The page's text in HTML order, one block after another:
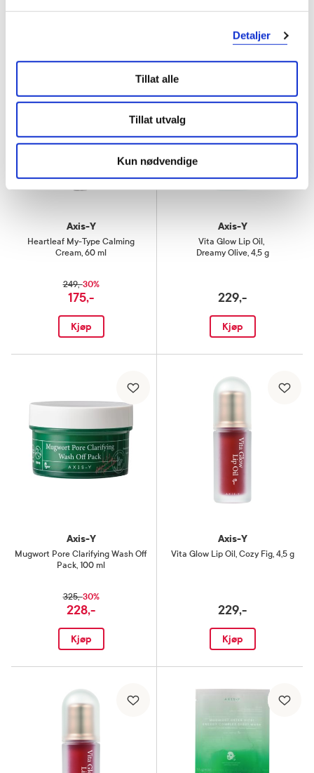
Detaljer
Tillat alle
Tillat utvalg
Kun nødvendige
Kjøp Kjøp
Axis-Y
Heartleaf My-Type Calming
Cream, 60 ml
249,-30%
175,-
Kjøp
Axis-Y
Vita Glow Lip Oil ,
Dreamy Olive, 4,5 g
229,-
Kjøp
Axis-Y
Mugwort Pore Clarifying Wash Off
Pack, 100 ml
325,-30%
228,-
Kjøp
Axis-Y
Vita Glow Lip Oil , Cozy Fig, 4,5 g
229,-
Kjøp